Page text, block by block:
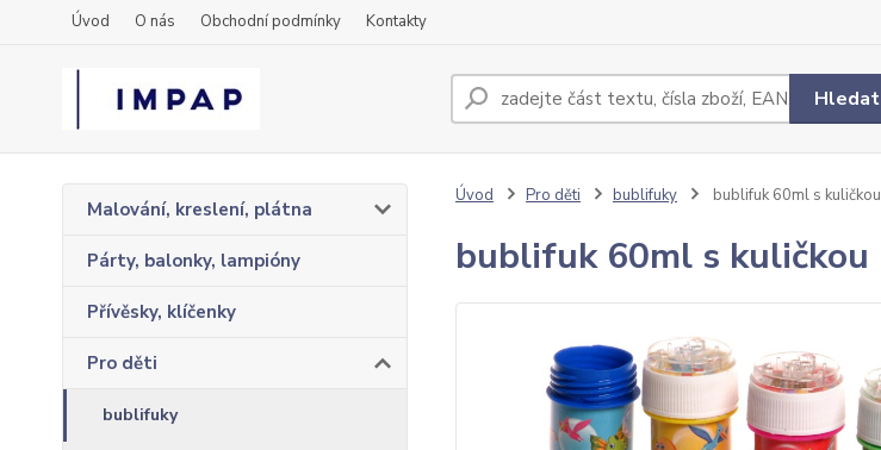
Úvod O nás Obchodní podmínky Kontakty
Hledat
Malování, kreslení, plátna
Párty, balonky, lampióny
Přívěsky, klíčenky
Pro děti
bublifuky
Úvod Pro děti bublifuky bublifuk 60ml s kuličkou
bublifuk 60ml s kuličkou